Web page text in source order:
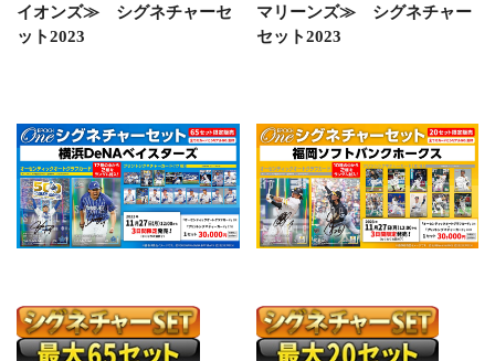
イオンズ≫ シグネチャーセ
ット2023
マリーンズ≫ シグネチャー
セット2023